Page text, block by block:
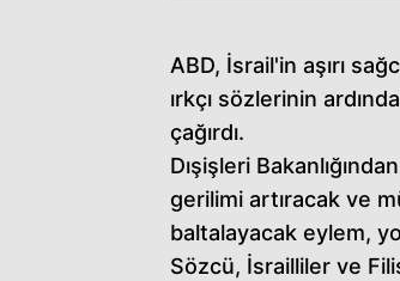
ABD, İsrail'in aşırı
ırkçı sözlerinin
çağırdı.
Dışişleri
gerilimi artıracak ve
baltalayacak eylem,
Sözcü, İsrailliler ve